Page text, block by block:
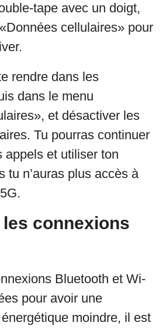
tape avec un doigt,
cellulaires» pour
rendre dans les
dans le menu
et désactiver les
Tu pourras continuer
appels et utiliser ton
tu n’auras plus accès à
connexions
Bluetooth et Wi-
pour avoir une
moindre, il est